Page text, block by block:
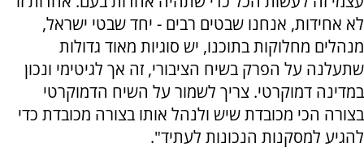
לא אחידות, אנחנו שבטים רבים - יחד שבטי ישראל,
מנהלים מחלוקות בתוכנו, יש סוגיות מאוד גדולות
שתעלנה על הפרק בשיח הציבורי, זה אך לגיטימי ונכון
במדינה דמוקרטי. צריך לשמור על השיח הדמוקרטי
בצורה הכי מכובדת שיש ולנהל אותו בצורה מכובדת כדי
להגיע למסקנות הנכונות לעתיד".